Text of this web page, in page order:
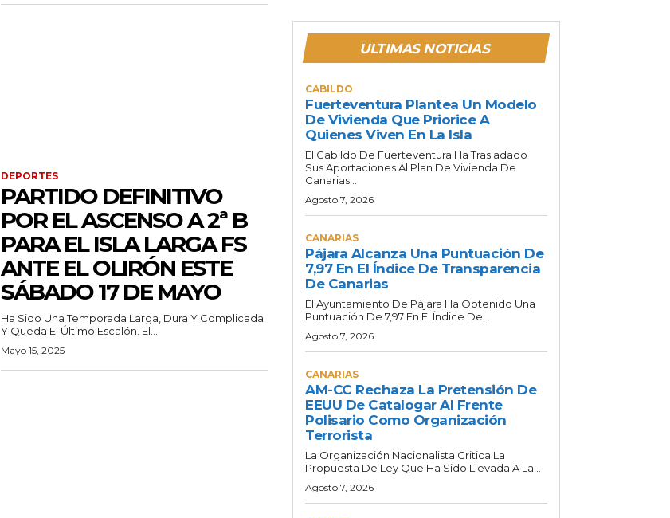
DEPORTES
PARTIDO DEFINITIVO
POR EL ASCENSO A 2ª B
PARA EL ISLA LARGA FS
ANTE EL OLIRÓN ESTE
SÁBADO 17 DE MAYO
Ha Sido Una Temporada Larga, Dura Y Complicada
Y Queda El Último Escalón. El...
Mayo 15, 2025
ULTIMAS NOTICIAS
CABILDO
Fuerteventura Plantea Un Modelo
De Vivienda Que Priorice A
Quienes Viven En La Isla
El Cabildo De Fuerteventura Ha Trasladado
Sus Aportaciones Al Plan De Vivienda De
Canarias...
Agosto 7, 2026
CANARIAS
Pájara Alcanza Una Puntuación De
7,97 En El Índice De Transparencia
De Canarias
El Ayuntamiento De Pájara Ha Obtenido Una
Puntuación De 7,97 En El Índice De...
Agosto 7, 2026
CANARIAS
AM-CC Rechaza La Pretensión De
EEUU De Catalogar Al Frente
Polisario Como Organización
Terrorista
La Organización Nacionalista Critica La
Propuesta De Ley Que Ha Sido Llevada A La...
Agosto 7, 2026